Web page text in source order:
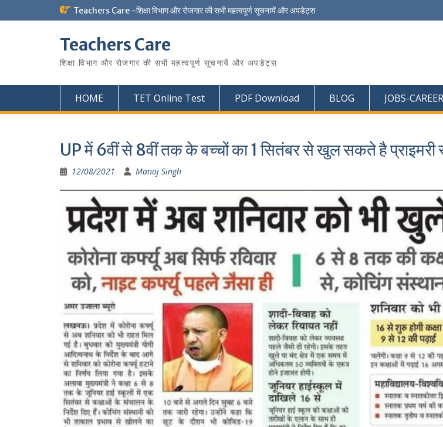
to
Teachers Care -शिक्षा विभाग और रोजगार की सभी महत्वपूर्ण सूचनायें और अपडेट्स
Teachers Care
शिक्षा विभाग और रोजगार की सभी महत्वपूर्ण सूचनायें और अपडेट्स
HOME TET Online Test PDF Download BLOG JOBS-CAREER
UP में 6वीं से 8वीं तक के बच्चों का 1 सितंबर से खुल सकते है
12/08/2021 Manoj Singh